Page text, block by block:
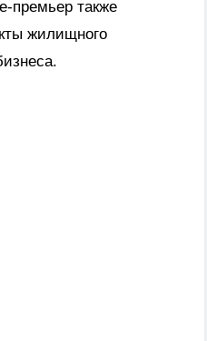
премьер также
жилищного